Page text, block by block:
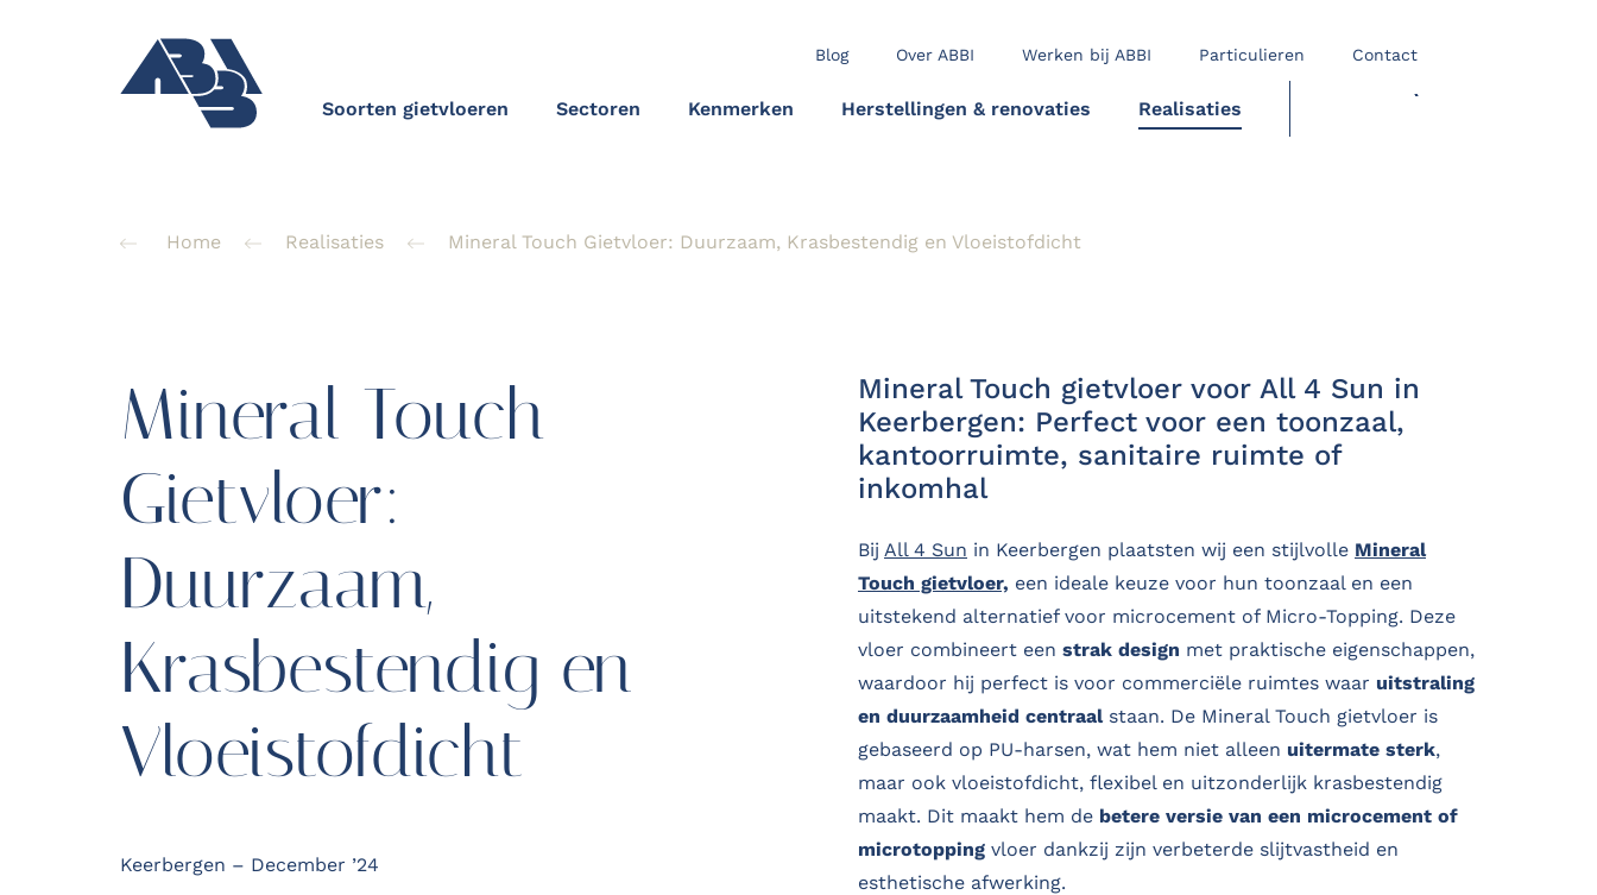
Blog Over ABBI Werken bij ABBI Particulieren Contact
Soorten gietvloeren Sectoren Kenmerken Herstellingen & renovaties Realisaties
Home Realisaties Mineral Touch Gietvloer: Duurzaam, Krasbestendig en Vloeistofdicht
Mineral Touch
Gietvloer:
Duurzaam,
Krasbestendig en
Vloeistofdicht
Keerbergen – December ’24
Mineral Touch gietvloer voor All 4 Sun in
Keerbergen: Perfect voor een toonzaal,
kantoorruimte, sanitaire ruimte of
inkomhal
Bij All 4 Sun in Keerbergen plaatsten wij een stijlvolle Mineral
Touch gietvloer, een ideale keuze voor hun toonzaal en een
uitstekend alternatief voor microcement of Micro-Topping. Deze
vloer combineert een strak design met praktische eigenschappen,
waardoor hij perfect is voor commerciële ruimtes waar uitstraling
en duurzaamheid centraalstaan. De Mineral Touch gietvloer is
gebaseerd op PU-harsen, wat hem niet alleen uitermate sterk,
maar ook vloeistofdicht, flexibel en uitzonderlijk krasbestendig
maakt. Dit maakt hem de betere versie van een microcement of
microtopping vloer dankzij zijn verbeterde slijtvastheid en
esthetische afwerking.